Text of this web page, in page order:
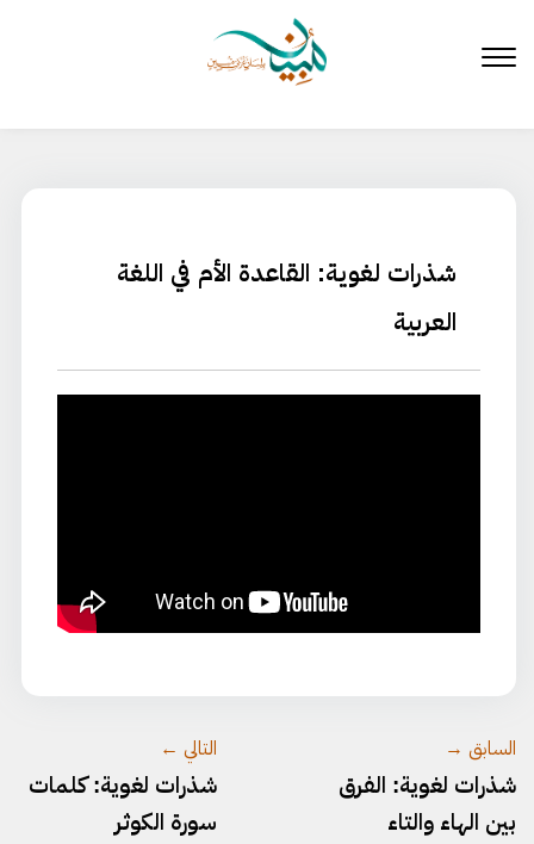
المحتوى
شذرات لغوية: القاعدة الأم في اللغة
العربية
السابق →
شذرات لغوية: الفرق
بين الهاء والتاء
التالي ←
شذرات لغوية: كلمات
سورة الكوثر